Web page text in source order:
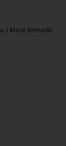
i które kierunki